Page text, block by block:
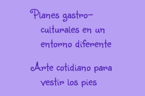
Planes gastro-
culturales en un
entorno diferente
Arte cotidiano para
vestir los pies